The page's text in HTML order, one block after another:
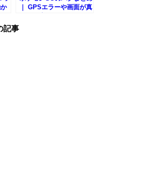
｜ GPSエラーや画面が真
記事